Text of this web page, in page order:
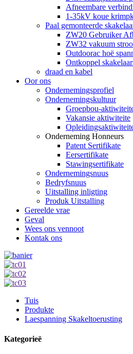
Afneembare
1-35kV koue
Paal gemonteerde
ZW20 Gebruiker
ZW32 vakuum
Outdoorac hoë
Ontkoppel
draad en kabel
Oor ons
Ondernemingsprofiel
Ondernemingskultuur
Groepbou-
Vakansie aktiwiteite
Onderneming Honneurs
Patent Sertifikate
Eersertifikate
Stawingsertifikate
Ondernemingsnuus
Bedryfsnuus
Uitstalling inligting
Produk Uitstalling
Gereelde vrae
Geval
Wees ons vennoot
Kontak ons
Tuis
Produkte
Laespanning Skakeltoerusting
Kategorieë